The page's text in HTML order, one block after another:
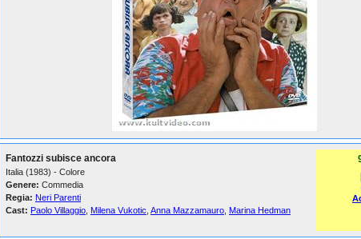
Fantozzi subisce ancora
Italia (1983) - Colore
Genere: Commedia
Regia: Neri Parenti
Cast: Paolo Villaggio Milena Vukotic Anna Mazzamauro Marina Hedman